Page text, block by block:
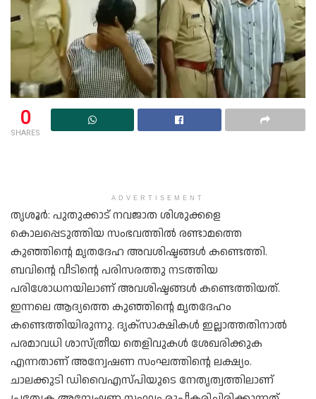
0
SHARES
ADVERTISEMENT
തൃശൂര്‍: പുതുക്കാട് നവജാത ശിശുക്കളെ
കൊലപ്പെടുത്തിയ സംഭവത്തില്‍ രണ്ടാമത്തെ
കുഞ്ഞിന്റെ മൃതദേഹ അവശിഷ്ടങ്ങള്‍ കണ്ടെത്തി.
ബവിന്റെ വീടിന്റെ പരിസരത്തു നടത്തിയ
പരിശോധനയിലാണ് അവശിഷ്ടങ്ങള്‍ കണ്ടെത്തിയത്.
ഇന്നലെ ആദ്യത്തെ കുഞ്ഞിന്റെ മൃതദേഹം
കണ്ടെത്തിയിരുന്നു. ദൃക്സാക്ഷികള്‍ ഇല്ലാത്തതിനാല്‍
പരമാവധി ശാസ്ത്രീയ തെളിവുകള്‍ ശേഖരിക്കുക
എന്നതാണ് അന്വേഷണ സംഘത്തിന്റെ ലക്ഷ്യം.
ചാലക്കുടി ഡിവൈഎസ്പിയുടെ നേതൃത്വത്തിലാണ്